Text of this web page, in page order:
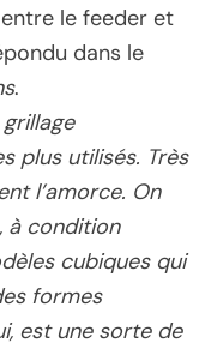
le feeder et
dans le
.
plus utilisés. Très
l’amorce. On
à condition
cubiques qui
formes
est une sorte de